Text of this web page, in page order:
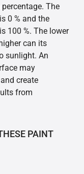
The
0 % and the
100 %. The lower
can its
sunlight. An
may
create
from
PAINT